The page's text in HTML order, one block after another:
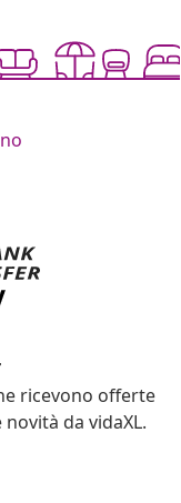
ricevono offerte
da vidaXL.